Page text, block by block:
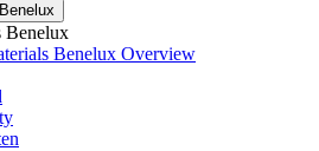
Benelux
Benelux Overview